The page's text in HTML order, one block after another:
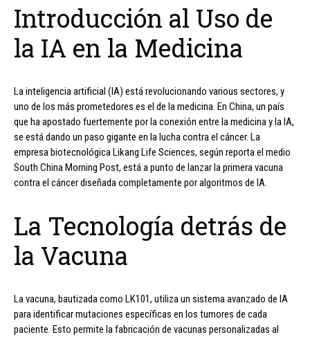
Introducción al Uso de
la IA en la Medicina
La inteligencia artificial (IA) está revolucionando various sectores, y
uno de los más prometedores es el de la medicina. En China, un país
que ha apostado fuertemente por la conexión entre la medicina y la IA,
se está dando un paso gigante en la lucha contra el cáncer. La
empresa biotecnológica Likang Life Sciences, según reporta el medio
South China Morning Post, está a punto de lanzar la primera vacuna
contra el cáncer diseñada completamente por algoritmos de IA.
La Tecnología detrás de
la Vacuna
La vacuna, bautizada como LK101, utiliza un sistema avanzado de IA
para identificar mutaciones específicas en los tumores de cada
paciente. Esto permite la fabricación de vacunas personalizadas al